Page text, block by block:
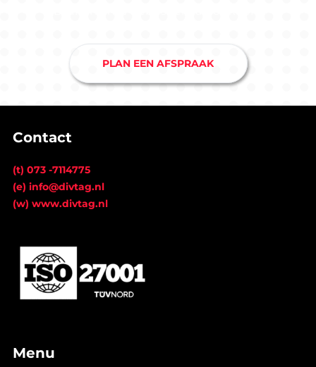
PLAN EEN AFSPRAAK
Contact
(t) 073 -7114775
(e) info@divtag.nl
(w) www.divtag.nl
Menu